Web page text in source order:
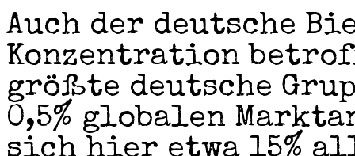
Auch der deutsche
Konzentration
größte deutsche
0,5% globalen